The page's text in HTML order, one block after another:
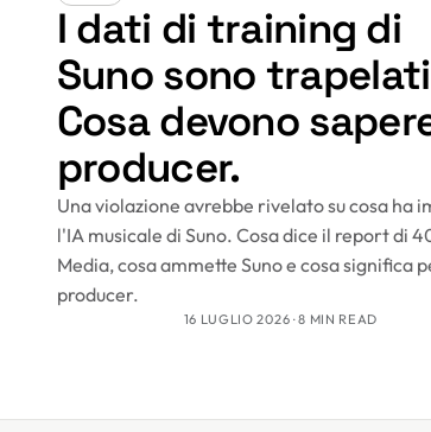
I dati di training di
Suno sono
Cosa devono
producer.
Una violazione avrebbe rivelato su cosa ha
l'IA musicale di Suno. Cosa dice il report di
Media, cosa ammette Suno e cosa significa
producer.
16 LUGLIO 2026 · 8 MIN READ